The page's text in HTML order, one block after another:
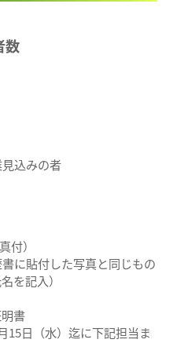
数
込みの者
付）
に貼付した写真と同じもの
を記入）
書
日（水）迄に下記担当ま